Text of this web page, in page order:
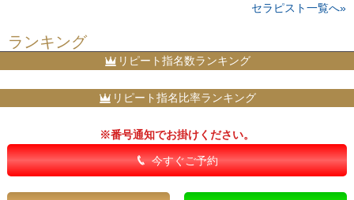
セラピスト一覧へ»
ランキング
リピート指名数ランキング
リピート指名比率ランキング
※番号通知でお掛けください。
今すぐご予約